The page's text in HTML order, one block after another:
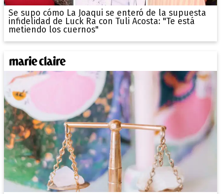
Se supo cómo La Joaqui se enteró de la supuesta
infidelidad de Luck Ra con Tuli Acosta: "Te está
metiendo los cuernos"